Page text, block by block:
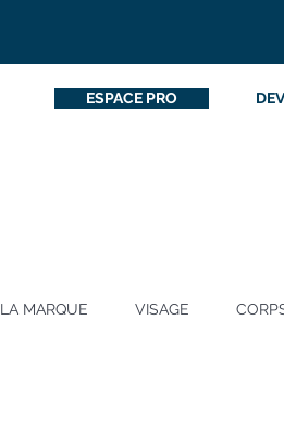
ESPACE PRO
LA MARQUE VISAGE